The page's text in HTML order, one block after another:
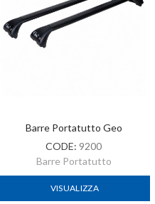
Barre Portatutto Geo
CODE: 9200
Barre Portatutto
VISUALIZZA